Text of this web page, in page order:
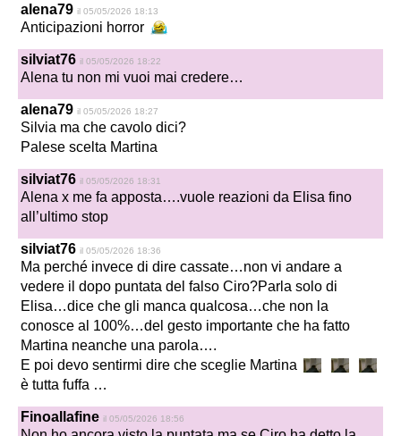
alena79 il 05/05/2026 18:13
Anticipazioni horror
silviat76 il 05/05/2026 18:22
Alena tu non mi vuoi mai credere…
alena79 il 05/05/2026 18:27
Silvia ma che cavolo dici?
Palese scelta Martina
silviat76 il 05/05/2026 18:31
Alena x me fa apposta….vuole reazioni da Elisa fino
all’ultimo stop
silviat76 il 05/05/2026 18:36
Ma perché invece di dire cassate…non vi andare a
vedere il dopo puntata del falso Ciro?Parla solo di
Elisa…dice che gli manca qualcosa…che non la
conosce al 100%…del gesto importante che ha fatto
Martina neanche una parola….
E poi devo sentirmi dire che sceglie Martina
è tutta fuffa …
Finoallafine il 05/05/2026 18:56